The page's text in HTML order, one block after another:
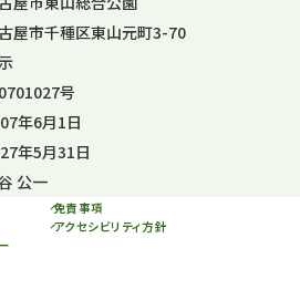
屋市千種区東山元町3-70
号
年6月1日
年5月31日
公一
免責事項
アクセシビリティ方針